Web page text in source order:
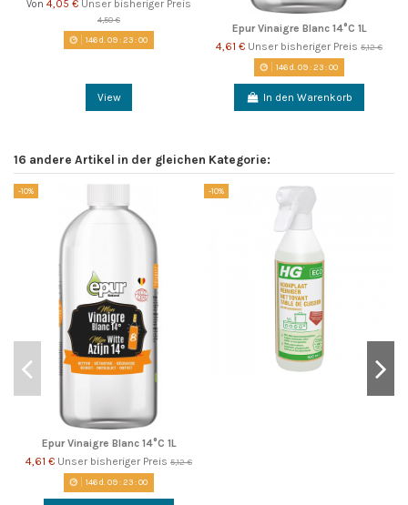
Von 4,05 € Unser bisheriger Preis
4,50 €
146d. 09:23:00
View
Epur Vinaigre Blanc 14°C 1L
4,61 € Unser bisheriger Preis 5,12 €
146d. 09:23:00
In den Warenkorb
16 andere Artikel in der gleichen Kategorie:
-10%
Epur Vinaigre Blanc 14°C 1L
4,61 € Unser bisheriger Preis 5,12 €
146d.09:23:00
-10%